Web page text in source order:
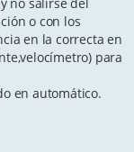
o con los
en la correcta en
para
en automático.